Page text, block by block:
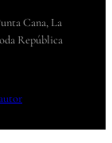
Cana, La
República